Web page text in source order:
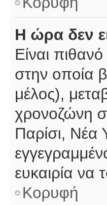
Η ώρα δεν
Είναι
στην οποία
μέλος),
χρονοζώνη
Παρίσι, Νέα
ευκαιρία να
Κορυφή